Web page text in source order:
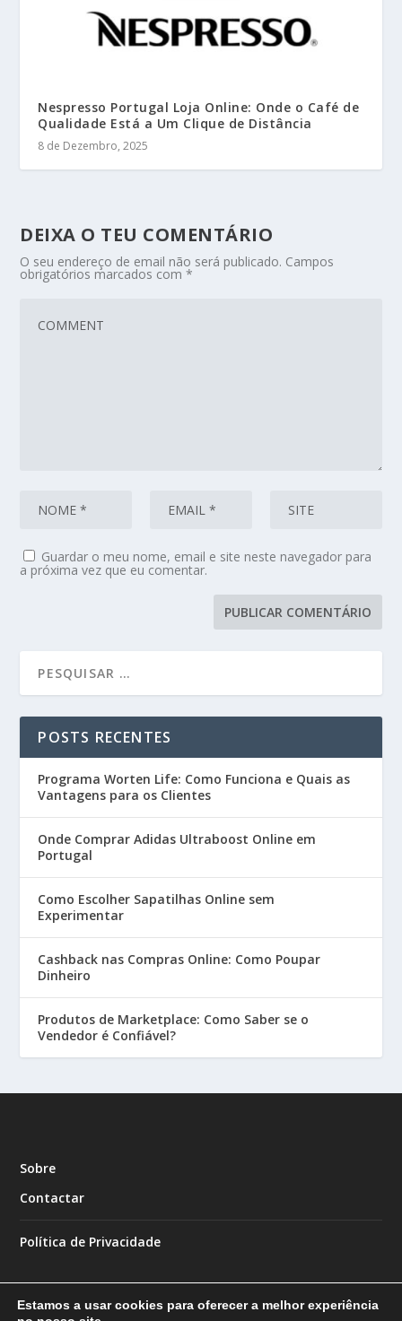
Nespresso Portugal Loja Online: Onde o Café de
Qualidade Está a Um Clique de Distância
8 de Dezembro, 2025
DEIXA O TEU COMENTÁRIO
O seu endereço de email não será publicado. Campos
obrigatórios marcados com*
Guardar o meu nome, email e site neste navegador para
a próxima vez que eu comentar.
POSTS RECENTES
Programa Worten Life: Como Funciona e Quais as
Vantagens para os Clientes
Onde Comprar Adidas Ultraboost Online em
Portugal
Como Escolher Sapatilhas Online sem
Experimentar
Cashback nas Compras Online: Como Poupar
Dinheiro
Produtos de Marketplace: Como Saber se o
Vendedor é Confiável?
Sobre
Contactar
Política de Privacidade
Estamos a usar cookies para oferecer a melhor experiência